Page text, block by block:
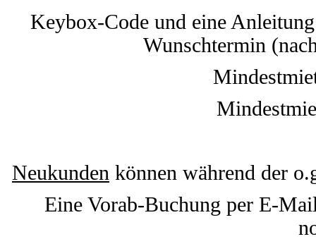
Keybox-Code und eine
Wunschtermin
Neukunden können während der
Eine Vorab-Buchung per E-